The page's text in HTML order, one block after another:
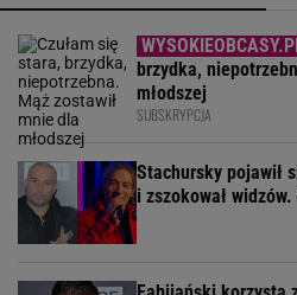
brzydka,
młodszej
SUBSKRYPCJA
Stachursky pojawił
i zszokował